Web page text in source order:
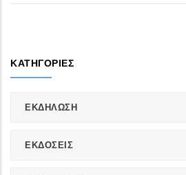
ΚΑΤΗΓΟΡΊΕΣ
ΕΚΔΗΛΩΣΗ
ΕΚΔΟΣΕΙΣ